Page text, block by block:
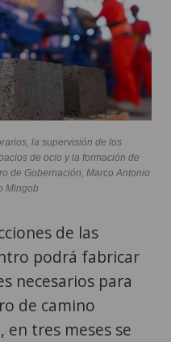
la supervisión de los
de ocio y la formación de
de Gobernación, Marco Antonio
Mingob
de las
podrá fabricar
necesarios para
de camino
tres meses se